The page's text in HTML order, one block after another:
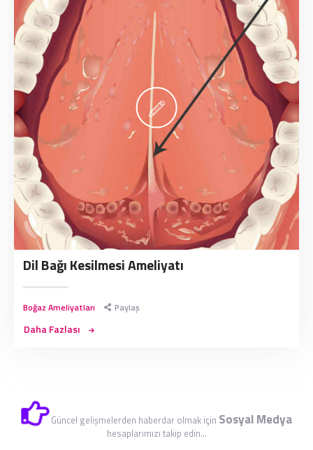
Dil Bağı Kesilmesi Ameliyatı
Boğaz Ameliyatları Paylaş
Daha Fazlası
Güncel gelişmelerden haberdar olmak için Sosyal Medya
hesaplarımızı takip edin...